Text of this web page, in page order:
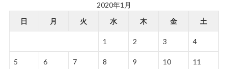
2020年1月
日
月 火 水 木 金 土
1 2 3 4
5 6 7 8 9 10 11